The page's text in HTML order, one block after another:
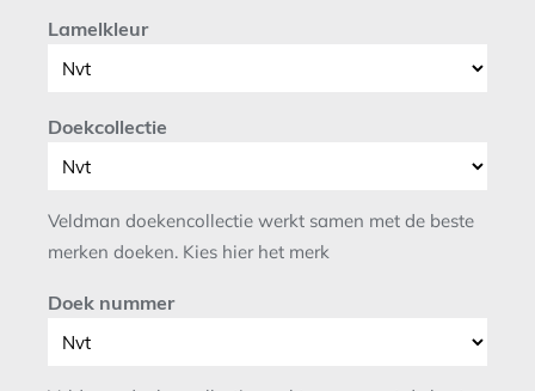
Lamelkleur
Doekcollectie
Veldman doekencollectie werkt samen met de beste
merken doeken. Kies hier het merk
Doek nummer